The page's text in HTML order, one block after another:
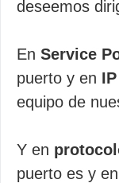
deseemos
En Service
puerto y en
equipo de
Y en
puerto es y en